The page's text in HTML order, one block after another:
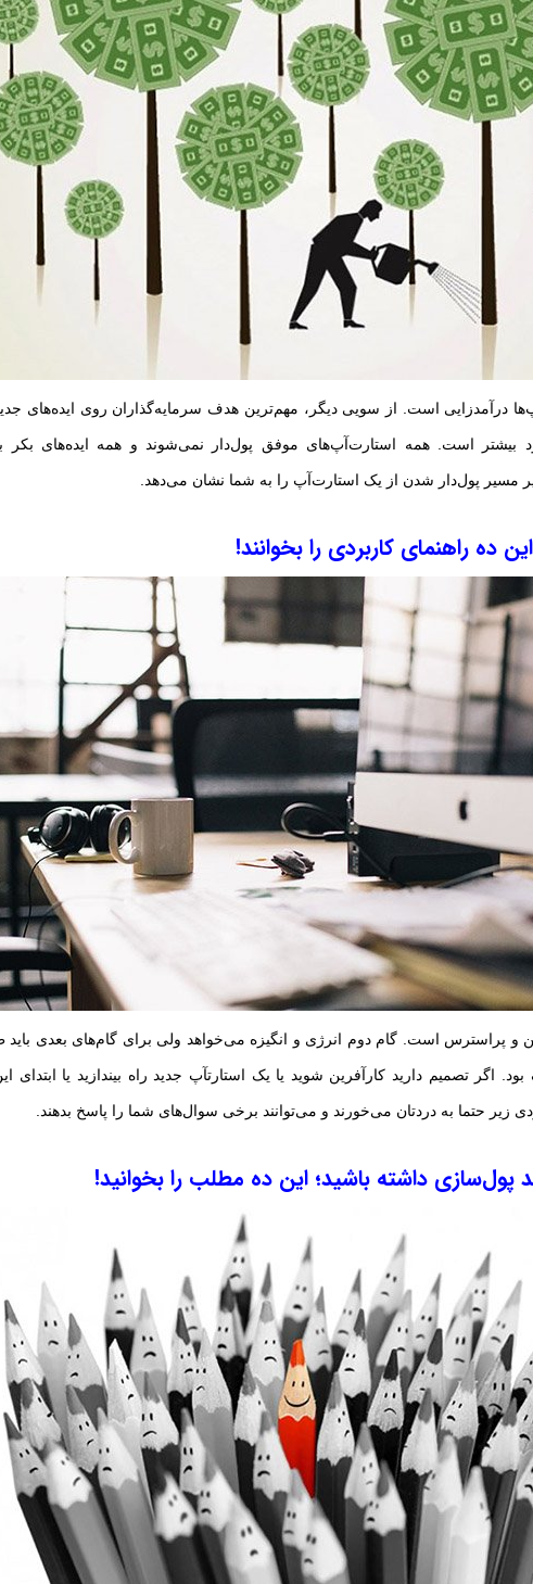
درآمدزایی است. از سویی دیگر، مهم‌ترین هدف سرمایه‌گذاران روی ایده‌های
بیشتر است. همه استارت‌آپ‌های موفق پول‌دار نمی‌شوند و همه ایده‌های بکر
مسیر پول‌دار شدن از یک استارت‌آپ را به شما نشان می‌دهد.
این ده راهنمای کاربردی را بخوانند!
پراسترس است. گام دوم انرژی و انگیزه می‌خواهد ولی برای گام‌های بعدی باید
اگر تصمیم دارید کارآفرین شوید یا یک استارتآپ جدید راه بیندازید یا ابتدای
زیر حتما به دردتان می‌خورند و می‌توانند برخی سوال‌های شما را پاسخ بدهند.
پول‌سازی داشته باشید؛ این ده مطلب را بخوانید!